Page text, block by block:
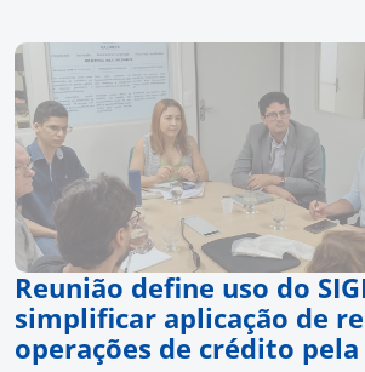
Reunião define uso do
simplificar aplicação de
operações de crédito pela